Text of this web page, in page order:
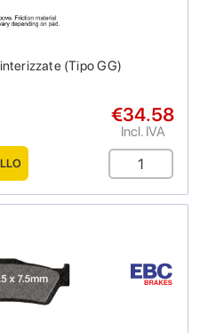
(Tipo GG)
€34.58
Incl. IVA